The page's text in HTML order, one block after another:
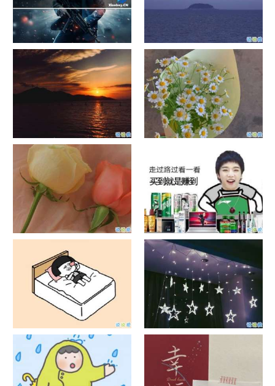
单目摄像头与双目摄像头
晚安励志语录带图片 晚安心语
励志鸡汤
日出文案温柔句子 看日出的微
信说说配图
晒风景照的唯美说说配图 适合
发风景的朋友圈文案
官宣恋爱的说说配图 官宣句子
抖音摆地摊文案 摆地摊的搞笑
说说带图片
谐音梗土味情话大全带图片 油
腻搞笑的土味情话
很酷的霸气句子带图片 最新霸
气说说高冷范